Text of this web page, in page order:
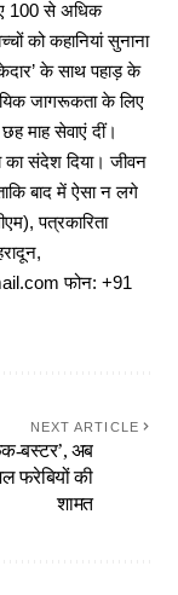
100 से अधिक
को कहानियां सुनाना
के साथ पहाड़ के
जागरूकता के लिए
माह सेवाएं दीं।
का संदेश दिया। जीवन
बाद में ऐसा न लगे
पत्रकारिता
फोन: +91
NEXT ARTICLE
बस्टर’, अब
फरेबियों की
शामत